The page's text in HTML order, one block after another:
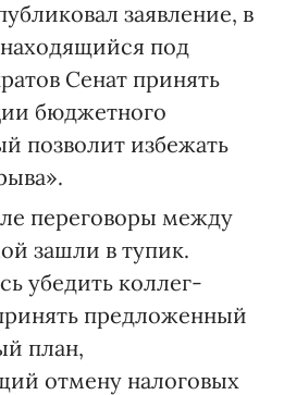
заявление, в
под
Сенат принять
бюджетного
позволит избежать
переговоры между
зашли в тупик.
убедить коллег-
предложенный
план,
отмену налоговых